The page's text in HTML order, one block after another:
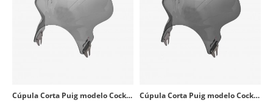
Cúpula Corta Puig modelo Cockpit para Faro Redondo color Ahumado 1480H Cúpula Corta Puig modelo Cockpit para Faro Redondo color Ahumado Oscuro 1480F